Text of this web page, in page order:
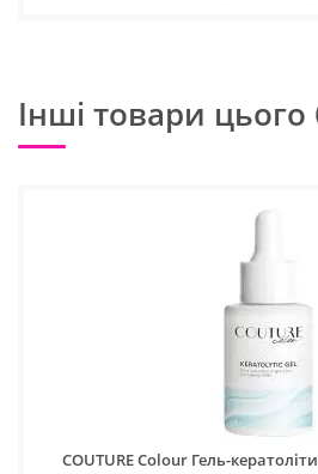
Інші товари
COUTURE Colour Гель-